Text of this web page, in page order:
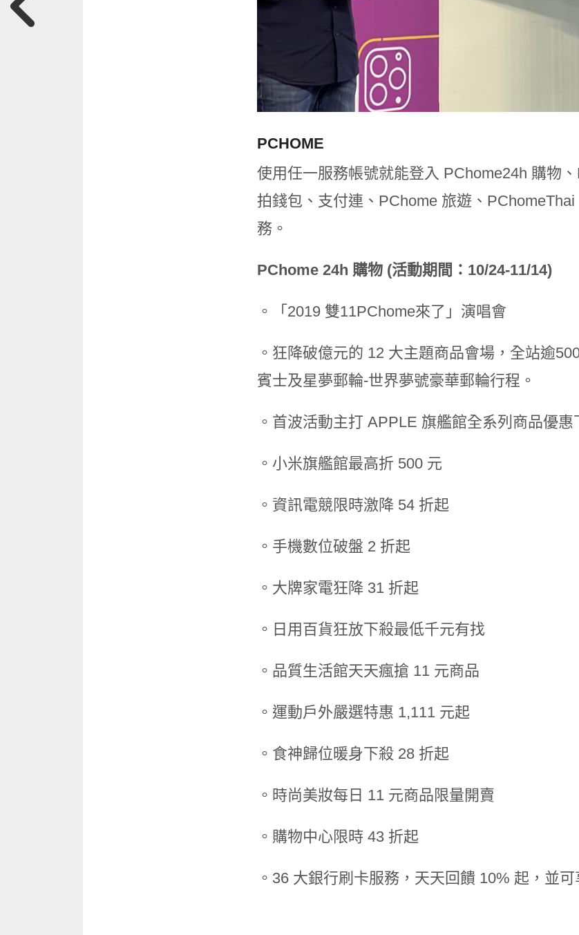
PCHOME
使用任一服務帳號就能登入 PChome24h 購物
拍錢包、支付連、PChome 旅遊、
務。
PChome 24h 購物 (活動期間：10/24-11/14)
。「2019 雙11PChome來了」演唱會
。狂降破億元的 12 大主題商品會場，全站逾
賓士及星夢郵輪-世界夢號豪華郵輪行程。
。首波活動主打 APPLE 旗艦館全系列商品優惠
。小米旗艦館最高折 500 元
。資訊電競限時激降 54 折起
。手機數位破盤 2 折起
。大牌家電狂降 31 折起
。日用百貨狂放下殺最低千元有找
。品質生活館天天瘋搶 11 元商品
。運動戶外嚴選特惠 1,111 元起
。食神歸位暖身下殺 28 折起
。時尚美妝每日 11 元商品限量開賣
。購物中心限時 43 折起
。36 大銀行刷卡服務，天天回饋 10% 起，並